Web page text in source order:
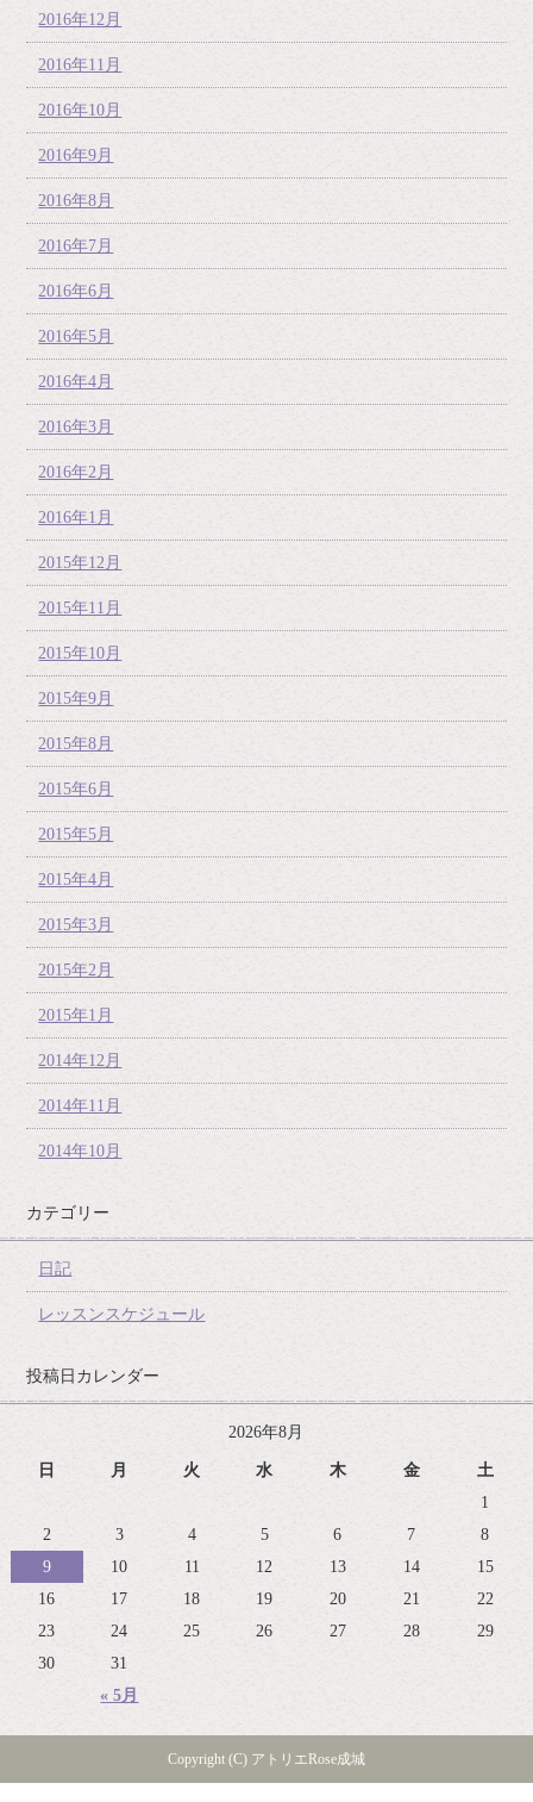
2016年12月
2016年11月
2016年10月
2016年9月
2016年8月
2016年7月
2016年6月
2016年5月
2016年4月
2016年3月
2016年2月
2016年1月
2015年12月
2015年11月
2015年10月
2015年9月
2015年8月
2015年6月
2015年5月
2015年4月
2015年3月
2015年2月
2015年1月
2014年12月
2014年11月
2014年10月
カテゴリー
日記
レッスンスケジュール
投稿日カレンダー
2026年8月
日 月 火 水 木 金 土
« 5月
1
2
3 4 5 6 7
8
9
10 11 12 13 14
15
16
17 18 19 20 21
22
23
24 25 26 27 28
29
30
31
Copyright (C) アトリエRose成城